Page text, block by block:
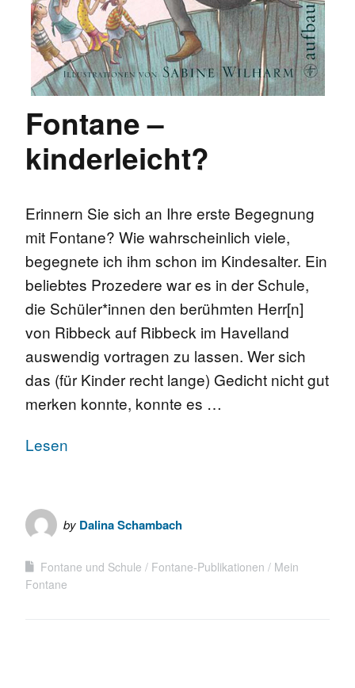
Fontane –
kinderleicht?
Erinnern Sie sich an Ihre erste Begegnung
mit Fontane? Wie wahrscheinlich viele,
begegnete ich ihm schon im Kindesalter. Ein
beliebtes Prozedere war es in der Schule,
die Schüler*innen den berühmten Herr[n]
von Ribbeck auf Ribbeck im Havelland
auswendig vortragen zu lassen. Wer sich
das (für Kinder recht lange) Gedicht nicht gut
merken konnte, konnte es …
Lesen
by Dalina Schambach
Fontane und Schule Fontane-Publikationen
Mein
Fontane